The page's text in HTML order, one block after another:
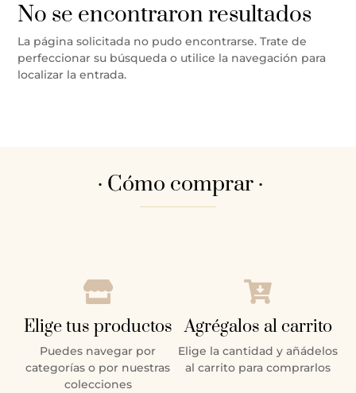
No se encontraron resultados
La página solicitada no pudo encontrarse. Trate de
perfeccionar su búsqueda o utilice la navegación para
localizar la entrada.
· Cómo comprar ·

Elige tus productos
Puedes navegar por
categorías o por nuestras
colecciones

Agrégalos al carrito
Elige la cantidad y añádelos
al carrito para comprarlos